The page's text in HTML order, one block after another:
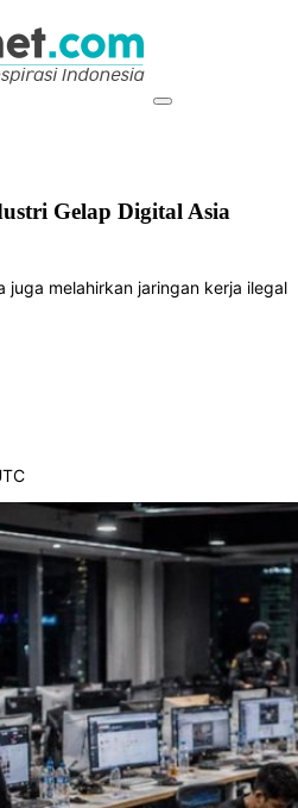
Gelap Digital Asia
juga melahirkan jaringan kerja ilegal